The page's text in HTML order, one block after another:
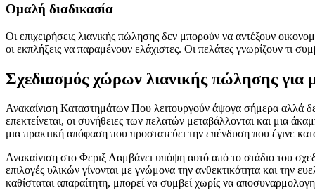
Ομαλή διαδικασία
Οι επιχειρήσεις λιανικής πώλησης δεν μπορούν να αντέξουν
οι εκπλήξεις να παραμένουν ελάχιστες. Οι πελάτες γνωρίζουν τι
Σχεδιασμός χώρων λιανικής πώλησης
Ανακαίνιση Καταστημάτων Που λειτουργούν άψογα σήμερα αλλά
επεκτείνεται, οι συνήθειες των πελατών μεταβάλλονται και μια
μια πρακτική απόφαση που προστατεύει την επένδυση που έγινε
Ανακαίνιση στο Φεριξ Λαμβάνει υπόψη αυτό από το στάδιο του
επιλογές υλικών γίνονται με γνώμονα την ανθεκτικότητα και την
καθίσταται απαραίτητη, μπορεί να συμβεί χωρίς να